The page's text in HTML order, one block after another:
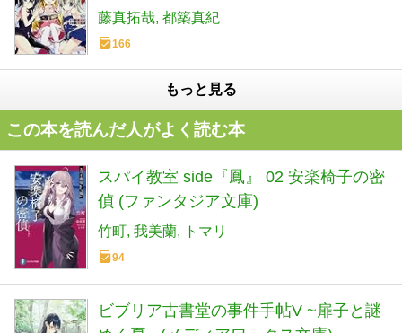
ス・エース 169-19)
藤真拓哉 都築真紀
166
もっと見る
この本を読んだ人がよく読む本
スパイ教室 side『鳳』 02 安楽椅子の密
偵 (ファンタジア文庫)
竹町 我美蘭 トマリ
94
ビブリア古書堂の事件手帖V ~扉子と謎